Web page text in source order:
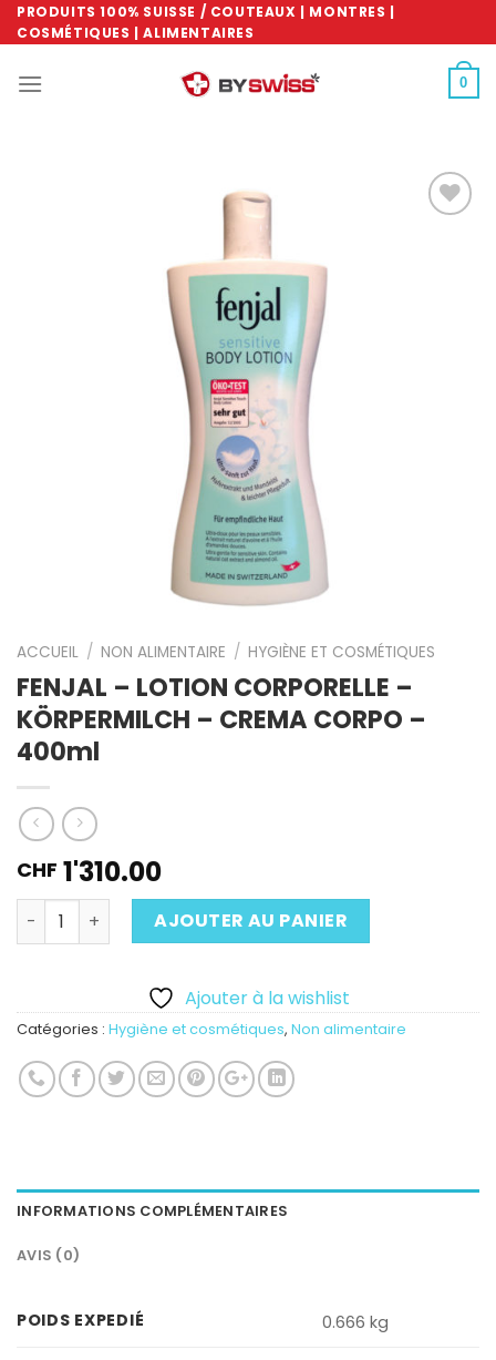
Skip
to
PRODUITS 100% SUISSE / COUTEAUX | MONTRES |
COSMÉTIQUES | ALIMENTAIRES
0
ACCUEIL / NON ALIMENTAIRE / HYGIÈNE ET COSMÉTIQUES
FENJAL – LOTION CORPORELLE –
KÖRPERMILCH – CREMA CORPO –
400ml
CHF 1'310.00
Quantité AJOUTER AU PANIER
Ajouter à la wishlist
Catégories : Hygiène et cosmétiques, Non alimentaire
INFORMATIONS COMPLÉMENTAIRES
AVIS (0)
POIDS EXPEDIÉ 0.666 kg